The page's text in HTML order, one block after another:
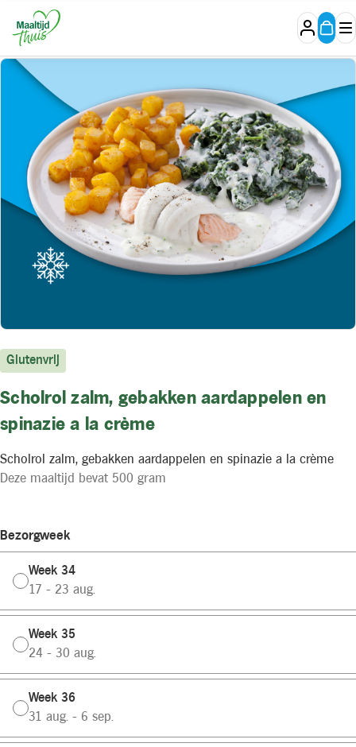
Glutenvrij
Scholrol zalm, gebakken aardappelen en
spinazie a la crème
Scholrol zalm, gebakken aardappelen en spinazie a la crème
Deze maaltijd bevat 500 gram
Bezorgweek
Week 34
17 - 23 aug.
Week 35
24 - 30 aug.
Week 36
31 aug. - 6 sep.